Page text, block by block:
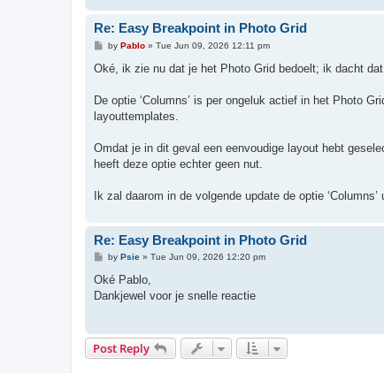
Re: Easy Breakpoint in Photo Grid
P
s
by Pablo» Tue Jun 09, 2026 12:11 pm
Oké, ik zie nu dat je het Photo Grid bedoelt; ik dacht
De optie ‘Columns’ is per ongeluk actief in het Photo
layouttemplates.
Omdat je in dit geval een eenvoudige layout hebt
heeft deze optie echter geen nut.
Ik zal daarom in de volgende update de optie
Re: Easy Breakpoint in Photo Grid
P
s
by Psie» Tue Jun 09, 2026 12:20 pm
Oké Pablo,
Dankjewel voor je snelle reactie
Post Reply